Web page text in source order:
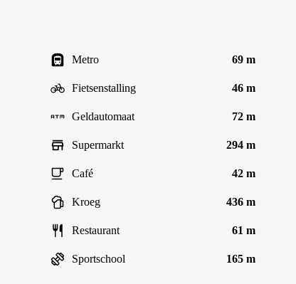
Metro 69 m
Fietsenstalling 46 m
Geldautomaat 72 m
Supermarkt 294 m
Café 42 m
Kroeg 436 m
Restaurant 61 m
Sportschool 165 m